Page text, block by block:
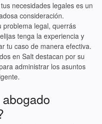
necesidades legales es un
consideración.
problema legal, querrás
tenga la experiencia y
tu caso de manera efectiva.
en Salt destacan por su
administrar los asuntos